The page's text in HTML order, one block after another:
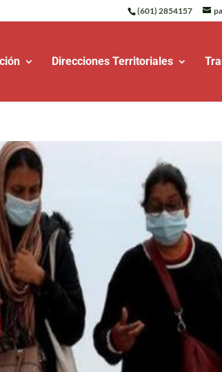
(601) 2854157
Direcciones Territoriales